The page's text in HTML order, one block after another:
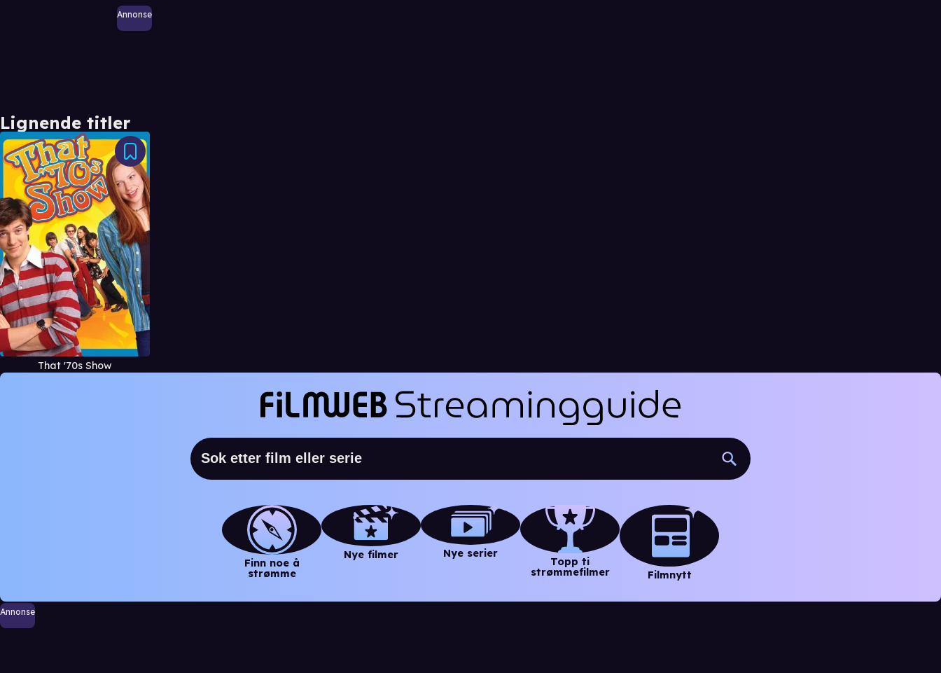
Annonse
Lignende titler
That '70s Show
Finn noe å
strømme
Nye filmer Nye serier
Topp ti
strømmefilmer
Filmnytt
Annonse